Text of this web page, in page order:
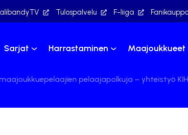
Tulospalvelu F-liiga
Sarjat Harrastaminen Maajoukkueet
pelaajapolkuja – yhteistyö